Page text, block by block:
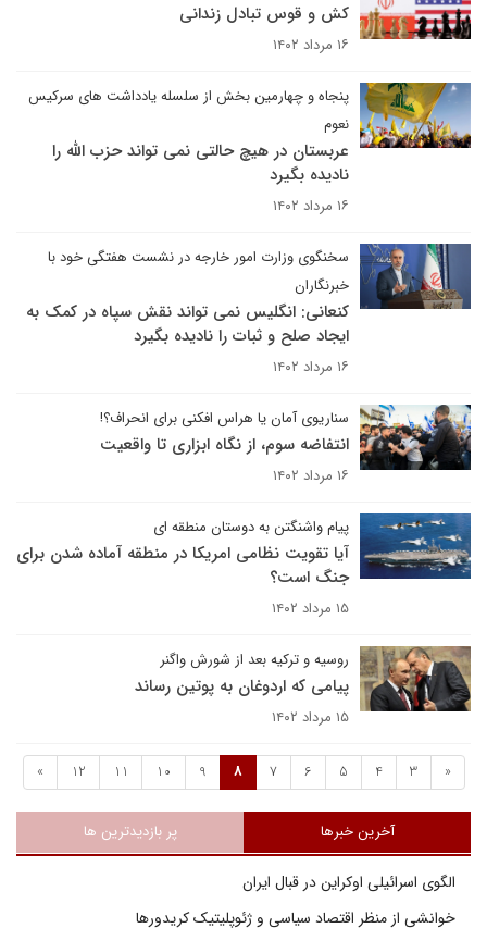
کش و قوس تبادل زندانی
۱۶ مرداد ۱۴۰۲
پنجاه و چهارمین بخش از سلسله یادداشت های سرکیس
نعوم
عربستان در هیچ حالتی نمی تواند حزب الله را
نادیده بگیرد
۱۶ مرداد ۱۴۰۲
سخنگوی وزارت امور خارجه در نشست هفتگی خود با
خبرنگاران
کنعانی: انگلیس نمی تواند نقش سپاه در کمک به
ایجاد صلح و ثبات را نادیده بگیرد
۱۶ مرداد ۱۴۰۲
سناریوی آمان یا هراس افکنی برای انحراف؟!
انتفاضه سوم، از نگاه ابزاری تا واقعیت
۱۶ مرداد ۱۴۰۲
پیام واشنگتن به دوستان منطقه ای
آیا تقویت نظامی امریکا در منطقه آماده شدن برای
جنگ است؟
۱۵ مرداد ۱۴۰۲
روسیه و ترکیه بعد از شورش واگنر
پیامی که اردوغان به پوتین رساند
۱۵ مرداد ۱۴۰۲
«
3
4
5
6
7
8
9
10
11
12
»
آخرین خبرها پر بازدیدترین ها
الگوی اسرائیلی اوکراین در قبال ایران
خوانشی از منظر اقتصاد سیاسی و ژئوپلیتیک کریدورها